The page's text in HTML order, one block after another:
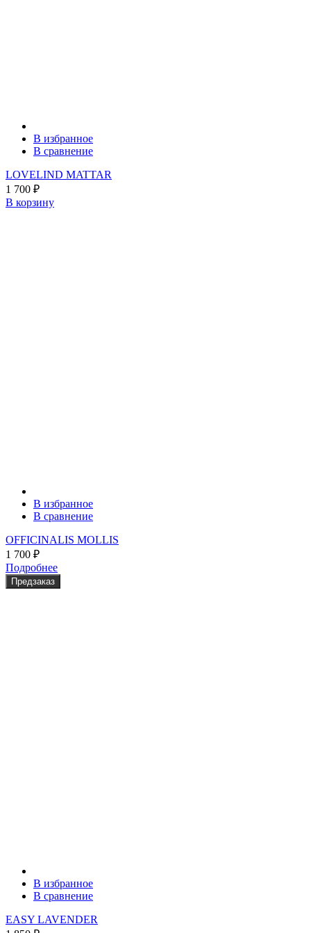
В избранное
В сравнение
LOVELIND MATTAR
1 700 ₽
В корзину
В избранное
В сравнение
OFFICINALIS MOLLIS
1 700 ₽
Подробнее
Предзаказ
В избранное
В сравнение
EASY LAVENDER